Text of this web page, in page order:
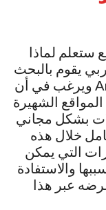
ستعلم لماذا
يقوم بالبحث
عن رابط موقع عرب سيد ArabSeed ويرغب في أن
الشهيرة
بشكل مجاني
خلال هذه
التي يمكن
والاستفادة
عبر هذا